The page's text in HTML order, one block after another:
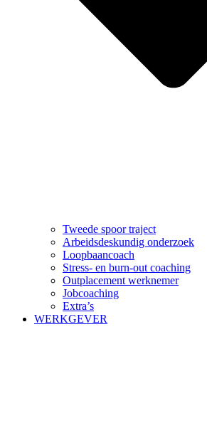
Tweede spoor traject
Arbeidsdeskundig onderzoek
Loopbaancoach
Stress- en burn-out coaching
Outplacement werknemer
Jobcoaching
Extra’s
WERKGEVER